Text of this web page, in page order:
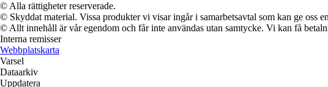
© Alla rättigheter reserverade.
© Skyddat material. Vissa produkter vi visar ingår i samarbetsavtal som kan ge oss
© Allt innehåll är vår egendom och får inte användas utan samtycke. Vi kan få
Interna remisser
Webbplatskarta
Varsel
Dataarkiv
Uppdatera